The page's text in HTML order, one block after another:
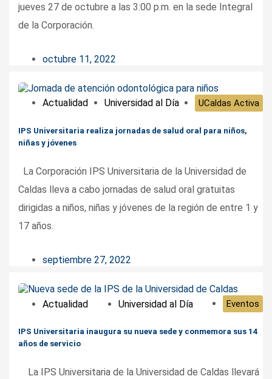
jueves 27 de octubre a las 3:00 p.m. en la sede Integral
de la Corporación.
octubre 11, 2022
Actualidad Universidad al Día UCaldas Activa
IPS Universitaria realiza jornadas de salud oral para niños,
niñas y jóvenes
La Corporación IPS Universitaria de la Universidad de
Caldas lleva a cabo jornadas de salud oral gratuitas
dirigidas a niños, niñas y jóvenes de la región de entre 1 y
17 años.
septiembre 27, 2022
Actualidad Universidad al Día Eventos
IPS Universitaria inaugura su nueva sede y conmemora sus 14
años de servicio
La IPS Universitaria de la Universidad de Caldas llevará